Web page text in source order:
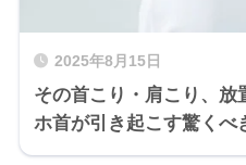
2025年8月15日
その首こり・肩こり、放
ホ首が引き起こす驚くべ